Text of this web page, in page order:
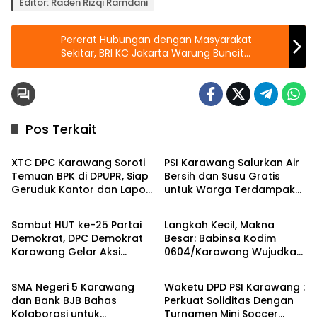
Pererat Hubungan dengan Masyarakat
Sekitar, BRI KC Jakarta Warung Buncit
Berbagi Kebahagian di Yayasan Harapan
Pos Terkait
Berita
XTC DPC Karawang Soroti
Temuan BPK di DPUPR, Siap
Geruduk Kantor dan Lapor
PSI Karawang Salurkan Air
Bersih dan Susu Gratis
untuk Warga Terdampak
Berita
Sambut HUT ke-25 Partai
Demokrat, DPC Demokrat
Karawang Gelar Aksi
Berita
Langkah Kecil, Makna
Besar: Babinsa Kodim
0604/Karawang Wujudkan
Berita
SMA Negeri 5 Karawang
dan Bank BJB Bahas
Kolaborasi untuk
Berita
Waketu DPD PSI Karawang :
Perkuat Soliditas Dengan
Turnamen Mini Soccer